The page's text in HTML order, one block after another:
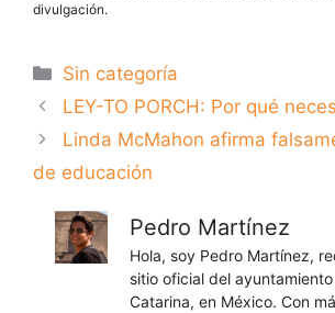
divulgación.
Categorías
Sin categoría
LEY-TO PORCH: Por qué
Linda McMahon afirma
de educación
Pedro Martínez
Hola, soy Pedro Martínez,
sitio oficial del
Catarina, en México. Con